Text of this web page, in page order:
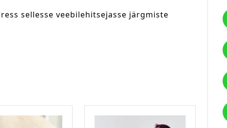
sellesse veebilehitsejasse järgmiste